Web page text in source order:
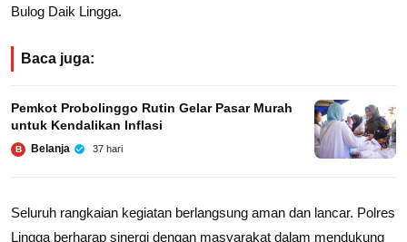
Bulog Daik Lingga.
Baca juga:
Pemkot Probolinggo Rutin Gelar Pasar Murah
untuk Kendalikan Inflasi
B Belanja 37 hari
Seluruh rangkaian kegiatan berlangsung aman dan lancar. Polres
Lingga berharap sinergi dengan masyarakat dalam mendukung